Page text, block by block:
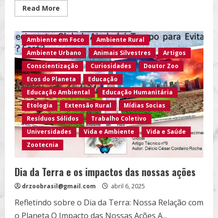
Read More
more
do
Planeta
e
o
Futuro
da
Biodiversidade…
Ambiente em Foco
Ambiente Rural
Ambiente Urbano
Animais Silvestres
Artigos
Conscientização
Curiosidades
Doutor Zoo
Ecos do Planeta
Educação
Educação Ambiental
Educação Humanitária
Etologia
Extensão Rural
Mídias Socias
Resíduos Sólidos
Trabalho Coletivo
Universidades
Vida e Ambiente
Vida e Saúde
Zootecnia
Dia da Terra e os impactos das nossas ações
drzoobrasil@gmail.com abril 6, 2025
Refletindo sobre o Dia da Terra: Nossa Relação com
o Planeta O Impacto das Nossas Ações A...